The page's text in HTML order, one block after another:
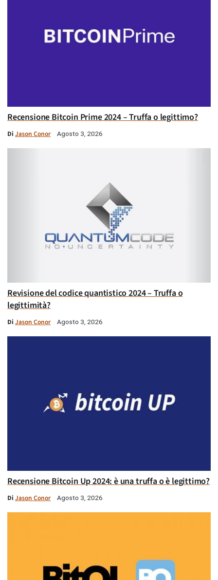
Recensione Bitcoin Prime 2024 – Truffa o legittimo?
Di Jason Conor Agosto 3, 2026
Revisione del codice quantistico 2024 – Truffa o
legittimità?
Di Jason Conor Agosto 3, 2026
Recensione Bitcoin Up 2024: è una truffa o è legittimo?
Di Jason Conor Agosto 3, 2026